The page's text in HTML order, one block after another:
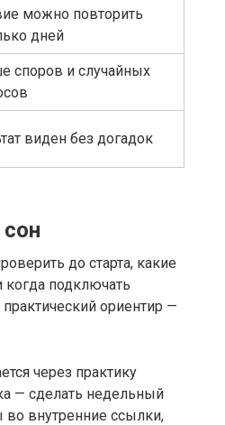
можно повторить
дней
споров и случайных
виден без догадок
до старта, какие
подключать
ориентир —
через практику
— сделать недельный
внутренние ссылки,